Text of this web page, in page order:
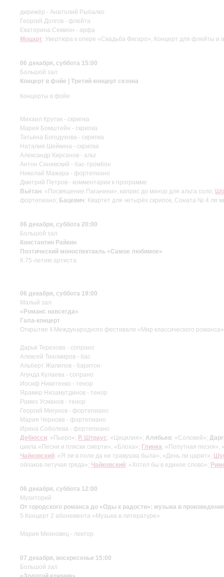
дирижёр - Анатолий Рыбалко
Георгий Долгов - флейта
Екатерина Семион - арфа
Моцарт: Увертюра к опере «Свадьба Фигаро», Концерт для флейты и
06 декабря, суббота 15:00
Большой зал
Концерт в фойе | Третий концерт сезона
Концерты в фойе
Михаил Крутик - скрипка
Мария Бомштейн - скрипка
Татьяна Богодухова - скрипка
Наталия Шейкина - скрипка
Александр Кирсанов - альт
Антон Синявский - бас-тромбон
Николай Мажара - фортепиано
Дмитрий Петров - комментарии к программе
Вьётан: «Посвящение Паганини», каприс до минор для альта соло;
фортепиано; Бацевич: Квартет для четырёх скрипок, Соната № 4 ля
06 декабря, суббота 20:00
Большой зал
Константин Райкин
Поэтический моноспектакль «Самое любимое»
К 75-летию артиста
06 декабря, суббота 19:00
Малый зал
«Романс навсегда»
Гала-концерт
Открытие II Международного фестиваля «Мир классического романса»
Дарья Терехова - сопрано
Алексей Тихомиров - бас
Альберт Жалилов - баритон
Агунда Кулаева - сопрано
Иосиф Никитенко - тенор
Ярамир Низамутдинов - тенор
Рамиз Усманов - тенор
Георгий Мигунов - фортепиано
Мария Чернова - фортепиано
Ирина Соболева - фортепиано
Дебюсси: «Пьеро»; Р. Штраус: «Цецилия»; Алябьев: «Соловей»;
цикла «Песни и пляски смерти», «Блоха»; Глинка: «Попутная песня»,
Чайковский: «Я ли в поле да не травушка была», «День ли царит»;
облаков летучая гряда»; Чайковский: «Хотел бы в единое слово»;
06 декабря, суббота 12:00
Музиторий
От городского романса до «Оды к радости»: музыка в
5 Концерт 2 абонемента «Музыка в литературе»
Мария Михновец - лектор
07 декабря, воскресенье 15:00
Большой зал